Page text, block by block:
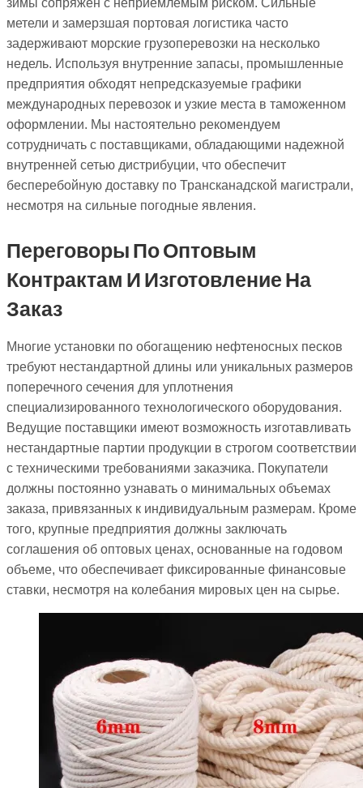
метели и замерзшая портовая логистика часто
задерживают морские грузоперевозки на несколько
недель. Используя внутренние запасы, промышленные
предприятия обходят непредсказуемые графики
международных перевозок и узкие места в таможенном
оформлении. Мы настоятельно рекомендуем
сотрудничать с поставщиками, обладающими надежной
внутренней сетью дистрибуции, что обеспечит
бесперебойную доставку по Трансканадской магистрали,
несмотря на сильные погодные явления.
Переговоры По Оптовым
Контрактам И Изготовление На
Заказ
Многие установки по обогащению нефтеносных песков
требуют нестандартной длины или уникальных размеров
поперечного сечения для уплотнения
специализированного технологического оборудования.
Ведущие поставщики имеют возможность изготавливать
нестандартные партии продукции в строгом соответствии
с техническими требованиями заказчика. Покупатели
должны постоянно узнавать о минимальных объемах
заказа, привязанных к индивидуальным размерам. Кроме
того, крупные предприятия должны заключать
соглашения об оптовых ценах, основанные на годовом
объеме, что обеспечивает фиксированные финансовые
ставки, несмотря на колебания мировых цен на сырье.